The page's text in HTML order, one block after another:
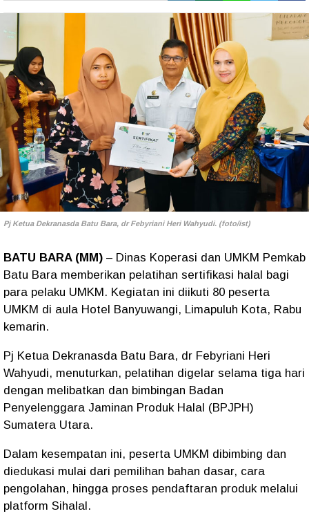
Pj Ketua Dekranasda Batu Bara, dr Febyriani Heri Wahyudi. (foto/ist)
BATU BARA (MM) – Dinas Koperasi dan UMKM Pemkab
Batu Bara memberikan pelatihan sertifikasi halal bagi
para pelaku UMKM. Kegiatan ini diikuti 80 peserta
UMKM di aula Hotel Banyuwangi, Limapuluh Kota, Rabu
kemarin.
Pj Ketua Dekranasda Batu Bara, dr Febyriani Heri
Wahyudi, menuturkan, pelatihan digelar selama tiga hari
dengan melibatkan dan bimbingan Badan
Penyelenggara Jaminan Produk Halal (BPJPH)
Sumatera Utara.
Dalam kesempatan ini, peserta UMKM dibimbing dan
diedukasi mulai dari pemilihan bahan dasar, cara
pengolahan, hingga proses pendaftaran produk melalui
platform Sihalal.